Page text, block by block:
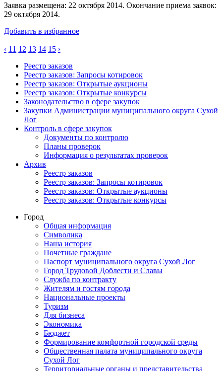
Заявка размещена: 22 октября 2014. Окончание приема заявок:
29 октября 2014.
Добавить в избранное
‹ 11 12 13 14 15 ›
Реестр заказов
Реестр заказов: Запросы котировок
Реестр заказов: Открытые аукционы
Реестр заказов: Открытые конкурсы
Законодательство в сфере закупок
Закупки Администрации муниципального округа Сухой
Лог
Контроль в сфере закупок
Документы по контролю
Планы проверок
Информация о результатах проверок
Архив
Реестр заказов
Реестр заказов: Запросы котировок
Реестр заказов: Открытые аукционы
Реестр заказов: Открытые конкурсы
Город
Общая информация
Символика
Наша история
Почетные граждане
Паспорт муниципального округа Сухой Лог
Город Трудовой Доблести и Славы
Служба по контракту
Жителям и гостям города
Национальные проекты
Туризм
Для бизнеса
Экономика
Бюджет
Формирование комфортной городской среды
Общественная палата муниципального округа
Сухой Лог
Территориальные органы и представительства